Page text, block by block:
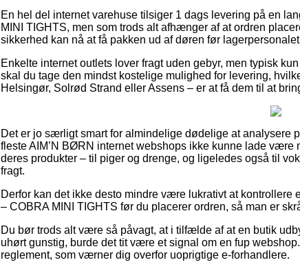
En hel del internet varehuse tilsiger 1 dags levering på en
MINI TIGHTS, men som trods alt afhænger af at ordren
sikkerhed kan nå at få pakken ud af døren før
Enkelte internet outlets lover fragt uden gebyr, men typisk
skal du tage den mindst kostelige mulighed for levering,
Helsingør, Solrød Strand eller Assens – er at få dem til at
Det er jo særligt smart for almindelige dødelige at analysere
fleste AIM’N BØRN internet webshops ikke kunne lade
deres produkter – til piger og drenge, og ligeledes også til
fragt.
Derfor kan det ikke desto mindre være lukrativt at kontrollere
– COBRA MINI TIGHTS før du placerer ordren, så man er
Du bør trods alt være så påvagt, at i tilfælde af at en butik
uhørt gunstig, burde det tit være et signal om en fup
reglement, som værner dig overfor uoprigtige e-forhandlere.